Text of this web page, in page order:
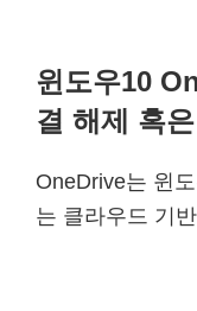
윈도우10
결 해제 혹
OneDrive는 윈
는 클라우드 기